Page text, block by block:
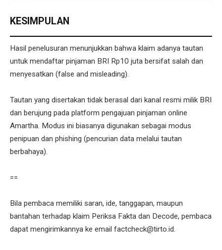
KESIMPULAN
Hasil penelusuran menunjukkan bahwa klaim adanya tautan
untuk mendaftar pinjaman BRI Rp10 juta bersifat salah dan
menyesatkan (false and misleading).
Tautan yang disertakan tidak berasal dari kanal resmi milik BRI
dan berujung pada platform pengajuan pinjaman online
Amartha. Modus ini biasanya digunakan sebagai modus
penipuan dan phishing (pencurian data melalui tautan
berbahaya).
==
Bila pembaca memiliki saran, ide, tanggapan, maupun
bantahan terhadap klaim Periksa Fakta dan Decode, pembaca
dapat mengirimkannya ke email factcheck@tirto.id.